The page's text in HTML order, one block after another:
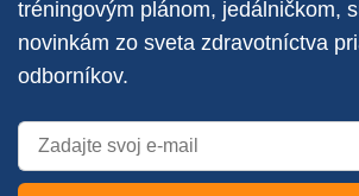
tréningovým plánom, jedálničkom,
novinkám zo sveta zdravotníctva
odborníkov.